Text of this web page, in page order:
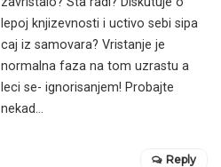
lepoj knjizevnosti i uctivo sebi sipa
caj iz samovara? Vristanje je
normalna faza na tom uzrastu a
leci se- ignorisanjem! Probajte
nekad…
Reply